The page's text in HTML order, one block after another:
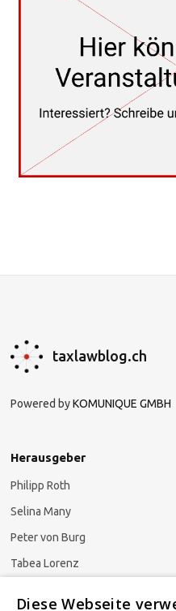
taxlawblog.ch
Powered byKOMUNIQUE GMBH
Herausgeber
Philipp Roth
Selina Many
Peter von Burg
Tabea Lorenz
Diese Webseite